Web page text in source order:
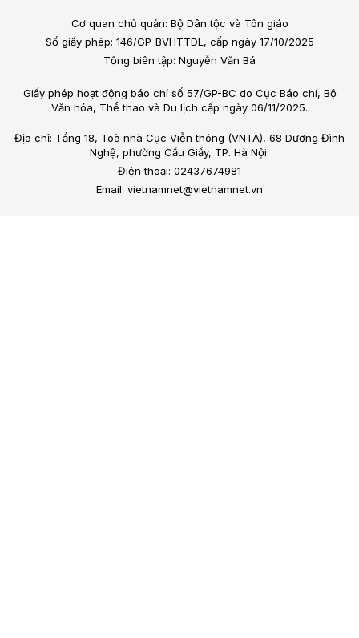
Cơ quan chủ quản: Bộ Dân tộc và Tôn giáo
Số giấy phép: 146/GP-BVHTTDL, cấp ngày 17/10/2025
Tổng biên tập: Nguyễn Văn Bá
Giấy phép hoạt động báo chí số 57/GP-BC do Cục Báo chí, Bộ
Văn hóa, Thể thao và Du lịch cấp ngày 06/11/2025.
Địa chỉ: Tầng 18, Toà nhà Cục Viễn thông (VNTA), 68 Dương Đình
Nghệ, phường Cầu Giấy, TP. Hà Nội.
Điện thoại: 02437674981
Email: vietnamnet@vietnamnet.vn